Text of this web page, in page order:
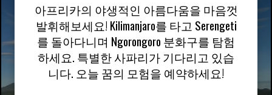
하
세
요.
Arusha의 화산 국립공원 3일 고릴라 트레킹
아프리카의 야생적인 아름다움을 마음껏
발휘해보세요! Kilimanjaro를 타고 Serengeti
를 돌아다니며 Ngorongoro 분화구를 탐험
하세요. 특별한 사파리가 기다리고 있습
니다. 오늘 꿈의 모험을 예약하세요!